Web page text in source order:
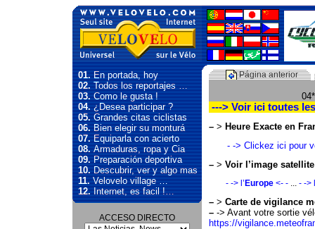
01.En portada, hoy
02.Todos los reportajes …
03.Como le gusta !
04.¿Desea participar ?
05.Grandes citas ciclistas
06.Bien elegir su monturá
07.Equiparla con acierto
08.Armaduras, ropa y Cia
09.Preparación deportiva
10.Descubrir, ver y algo mas
11.Velovelo village …
12.Internet, es facil !…
ACCESO DIRECTO
Página anterior
---> Voir ici toutes
– > Heure Exacte en
- -> Clickez ici pour
– > Voir l’image
- -> l’ Europe <- - ... - ->
– > Carte de vigilance
– -> Avant votre sortie
https://